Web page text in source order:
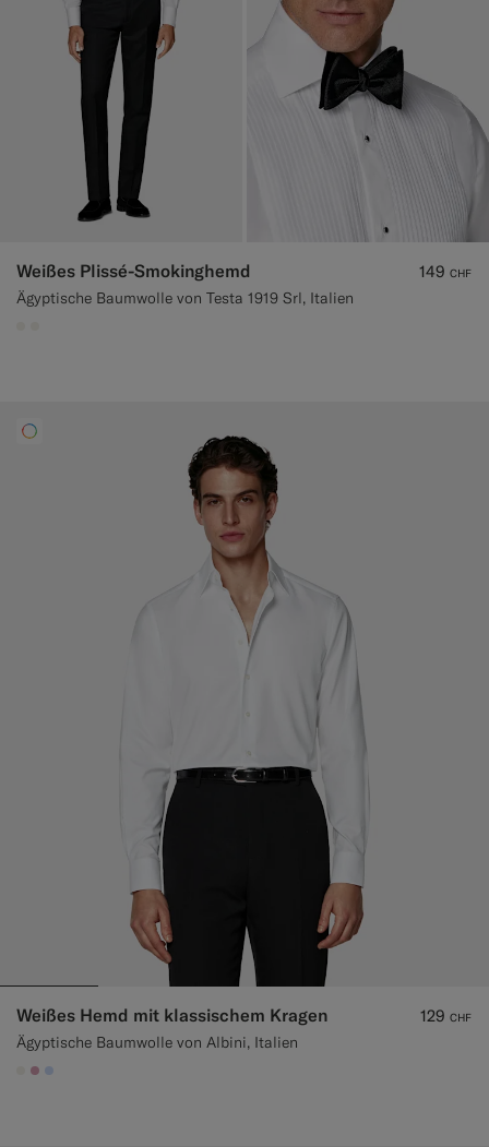
Weißes Plissé-Smokinghemd
Ägyptische Baumwolle von Testa 1919 Srl, Italien
149 CHF
Weißes Hemd mit klassischem Kragen
Ägyptische Baumwolle von Albini, Italien
129 CHF
#F1EFE8
#DAA1B6
#CCDCF9